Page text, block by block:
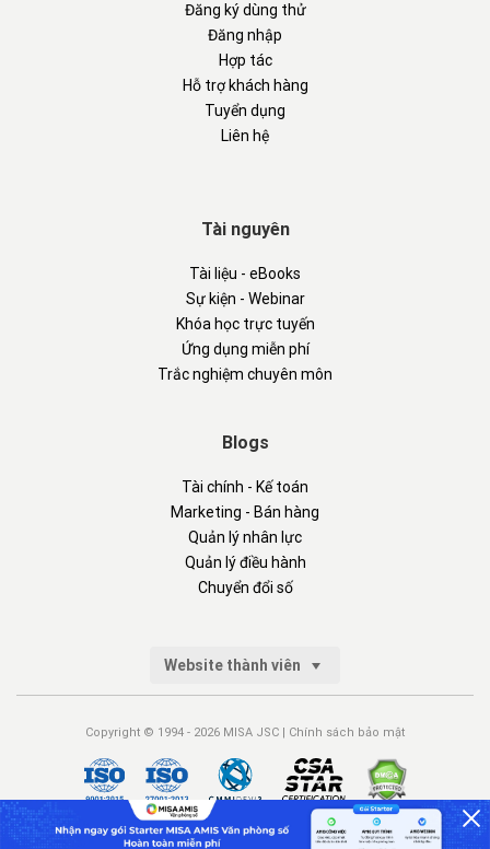
Đăng ký dùng thử
Đăng nhập
Hợp tác
Hỗ trợ khách hàng
Tuyển dụng
Liên hệ
Tài nguyên
Tài liệu - eBooks
Sự kiện - Webinar
Khóa học trực tuyến
Ứng dụng miễn phí
Trắc nghiệm chuyên môn
Blogs
Tài chính - Kế toán
Marketing - Bán hàng
Quản lý nhân lực
Quản lý điều hành
Chuyển đổi số
Website thành viên
Copyright © 1994 - 2026 MISA JSC | Chính sách bảo mật